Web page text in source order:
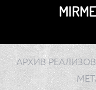
содержимому
АРХИВ